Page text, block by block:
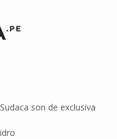
son de exclusiva